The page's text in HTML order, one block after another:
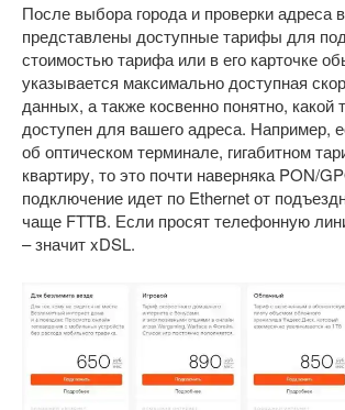
После выбора города и проверки адреса
представлены доступные тарифы для
стоимостью тарифа или в его карточке
указывается максимально доступная
данных, а также косвенно понятно, какой
доступен для вашего адреса. Например,
об оптическом терминале, гигабитном
квартиру, то это почти наверняка PON/
подключение идет по Ethernet от
чаще FTTB. Если просят телефонную
– значит xDSL.